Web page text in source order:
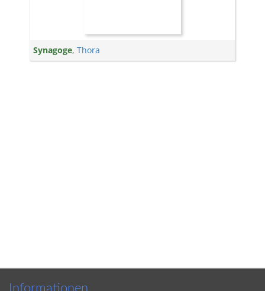
Synagoge, Thora
Informationen